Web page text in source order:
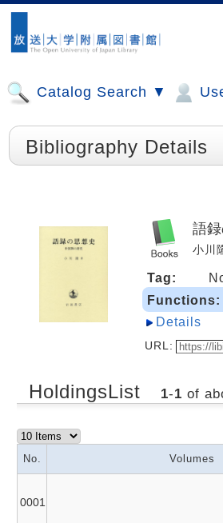
Catalog Search ▼
Bibliography Details
語
小川
Tag:
Functions:
Details
URL:
HoldingsList 1-1 of
No. Volumes
0001